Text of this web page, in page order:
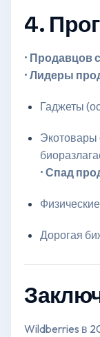
4.
• Продавцов
•Лидеры
Гаджеты
Экотовары
• Спад
Дорогая
Wildberries в